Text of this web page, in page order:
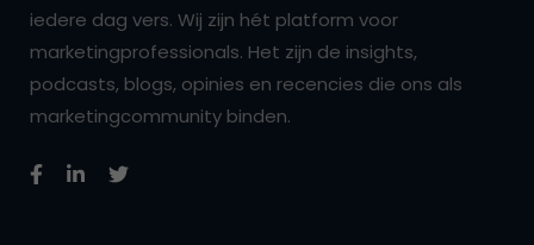
iedere dag vers. Wij zijn hét platform voor
marketingprofessionals. Het zijn de insights,
podcasts, blogs, opinies en recencies die ons als
marketingcommunity binden.